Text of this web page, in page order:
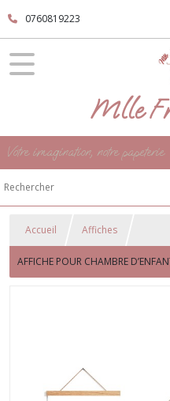
0760819223
Mlle
Votre imagination, notre papeterie
Accueil Affiches
AFFICHE POUR CHAMBRE